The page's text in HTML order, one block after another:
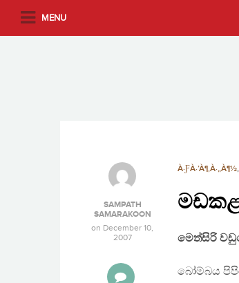
MENU
À·ƑÀ·’À¶‚À·„À¶½,
SAMPATH
SAMARAKOON
on December 10,
2007
මෙත්සිරි
බෝම්බය